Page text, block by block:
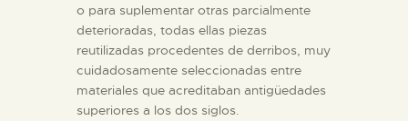
o para suplementar otras parcialmente
deterioradas, todas ellas piezas
reutilizadas procedentes de derribos, muy
cuidadosamente seleccionadas entre
materiales que acreditaban antigüedades
superiores a los dos siglos.